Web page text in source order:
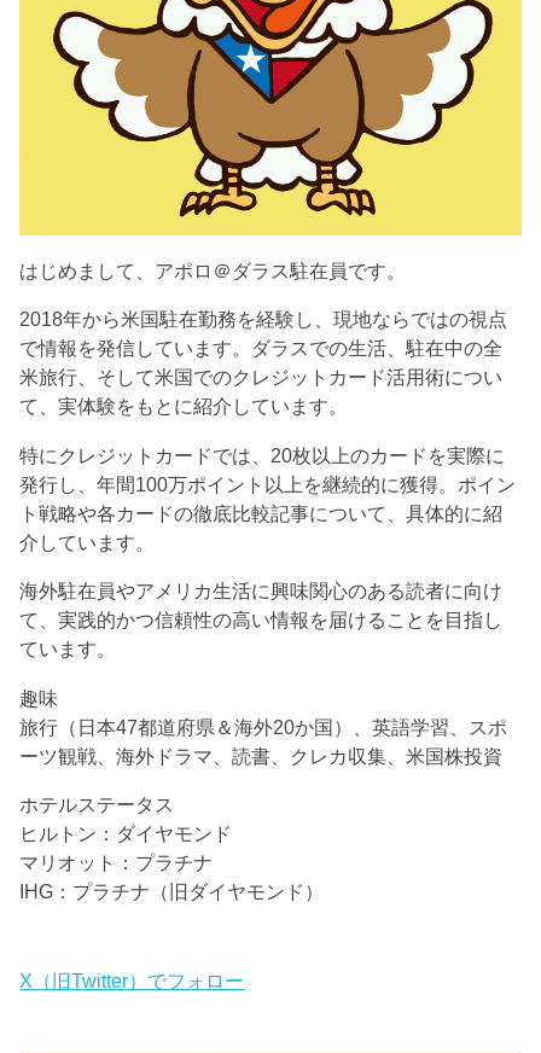
はじめまして、アポロ＠ダラス駐在員です。
2018年から米国駐在勤務を経験し、現地ならではの視点
で情報を発信しています。ダラスでの生活、駐在中の全
米旅行、そして米国でのクレジットカード活用術につい
て、実体験をもとに紹介しています。
特にクレジットカードでは、20枚以上のカードを実際に
発行し、年間100万ポイント以上を継続的に獲得。ポイン
ト戦略や各カードの徹底比較記事について、具体的に紹
介しています。
海外駐在員やアメリカ生活に興味関心のある読者に向け
て、実践的かつ信頼性の高い情報を届けることを目指し
ています。
趣味
旅行（日本47都道府県＆海外20か国）、英語学習、スポ
ーツ観戦、海外ドラマ、読書、クレカ収集、米国株投資
ホテルステータス
ヒルトン：ダイヤモンド
マリオット：プラチナ
IHG：プラチナ（旧ダイヤモンド）
X（旧Twitter）でフォロー